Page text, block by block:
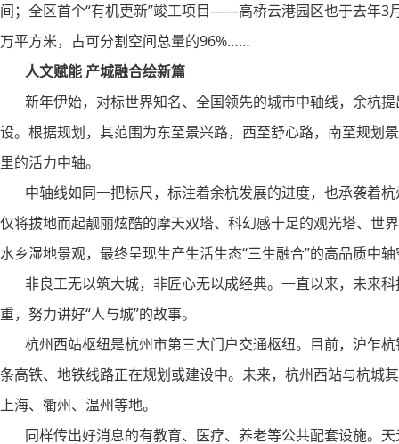
间；全区首个“有机更新”竣工项目——高桥云港园区也于去年3
万平方米，占可分割空间总量的96%……
人文赋能 产城融合绘新篇
新年伊始，对标世界知名、全国领先的城市中轴线，余杭
设。根据规划，其范围为东至景兴路，西至舒心路，南至规划
里的活力中轴。
中轴线如同一把标尺，标注着余杭发展的进度，也承袭着
仅将拔地而起靓丽炫酷的摩天双塔、科幻感十足的观光塔、世
水乡湿地景观，最终呈现生产生活生态“三生融合”的高品质中
非良工无以筑大城，非匠心无以成经典。一直以来，未来科
重，努力讲好“人与城”的故事。
杭州西站枢纽是杭州市第三大门户交通枢纽。目前，沪乍
条高铁、地铁线路正在规划或建设中。未来，杭州西站与杭城
上海、衢州、温州等地。
同样传出好消息的有教育、医疗、养老等公共配套设施。